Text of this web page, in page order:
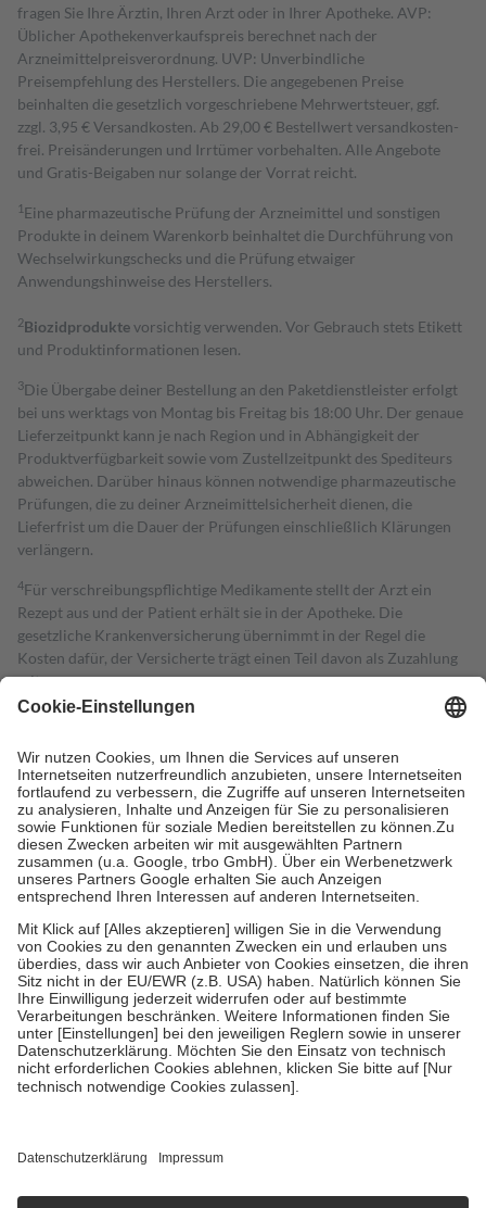
fragen Sie Ihre Ärztin, Ihren Arzt oder in Ihrer Apotheke. AVP:
Üblicher Apothekenverkaufspreis berechnet nach der
Arzneimittelpreisverordnung. UVP: Unverbindliche
Preisempfehlung des Herstellers. Die angegebenen Preise
beinhalten die gesetzlich vorgeschriebene Mehrwertsteuer, ggf.
zzgl. 3,95 € Versandkosten. Ab 29,00 € Bestell­wert versand­kosten­
frei. Preisänderungen und Irrtümer vorbehalten. Alle Angebote
und Gratis-Beigaben nur solange der Vorrat reicht.
1 Eine pharmazeutische Prüfung der Arzneimittel und sonstigen
Produkte in deinem Warenkorb beinhaltet die Durchführung von
Wechselwirkungschecks und die Prüfung etwaiger
Anwendungshinweise des Herstellers.
2Biozidproduktevorsichtig verwenden. Vor Gebrauch stets Etikett
und Produktinformationen lesen.
3Die Übergabe deiner Bestellung an den Paketdienstleister erfolgt
bei uns werktags von Montag bis Freitag bis 18:00 Uhr. Der genaue
Lieferzeitpunkt kann je nach Region und in Abhängigkeit der
Produktverfügbarkeit sowie vom Zustellzeitpunkt des Spediteurs
abweichen. Darüber hinaus können notwendige pharmazeutische
Prüfungen, die zu deiner Arzneimittelsicherheit dienen, die
Lieferfrist um die Dauer der Prüfungen einschließlich Klärungen
verlängern.
4Für verschreibungspflichtige Medikamente stellt der Arzt ein
Rezept aus und der Patient erhält sie in der Apotheke. Die
gesetzliche Krankenversicherung übernimmt in der Regel die
Kosten dafür, der Versicherte trägt einen Teil davon als Zuzahlung
mit.
Grundsätzlich leisten Mitglieder Zuzahlungen in Höhe von zehn
höchstens zehn Euro.
Es sind jedoch nie mehr als die tatsächlichen
Kosten der Leistung zu entrichten.
Diese Regeln gelten grundsätzlich auch für Online-Apotheken.
Bei Heilmitteln und häuslicher Krankenpflege beträgt die
Zuzahlung zehn Prozent der Kosten sowie zehn Euro je
Verordnung.
Um das Engagement der Versicherten für ihre eigene Gesundheit zu
stärken und die besondere Stellung der Familie zu unterstützen,
fallenkeine Zuzahlungenan bei:
• Kindern und Jugendlichen bis zum vollendeten 18. Lebensjahr
mit Ausnahme der Fahrkosten
• Untersuchungen zur Vorsorge und Früherkennung, die von der
GKV getragen werden
• empfohlenen Schutzimpfungen
• Harn- und Blutteststreifen
getroffen, um sicherzustellen, dass es sich um echte Bewertungen
https://help.etrusted.com/hc/de/articles/4419944605341